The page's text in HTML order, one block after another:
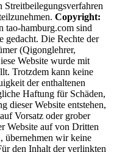
Copyright:
tao-hamburg.com sind
gedacht. Die Rechte der
(Qigonglehrer,
Website wurde mit
Trotzdem kann keine
der enthaltenen
Haftung für Schäden,
dieser Website entstehen,
Vorsatz oder grober
Website auf von Dritten
übernehmen wir keine
den Inhalt der verlinkten